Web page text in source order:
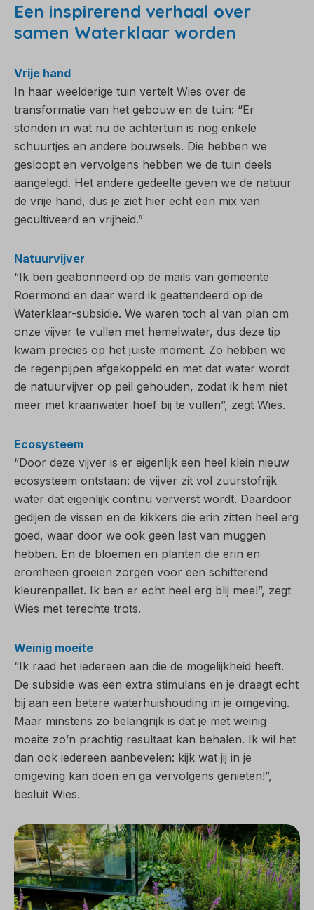
Een inspirerend verhaal over
samen Waterklaar worden
Vrije hand
In haar weelderige tuin vertelt Wies over de
transformatie van het gebouw en de tuin: “Er
stonden in wat nu de achtertuin is nog enkele
schuurtjes en andere bouwsels. Die hebben we
gesloopt en vervolgens hebben we de tuin deels
aangelegd. Het andere gedeelte geven we de natuur
de vrije hand, dus je ziet hier echt een mix van
gecultiveerd en vrijheid.”
Natuurvijver
“Ik ben geabonneerd op de mails van gemeente
Roermond en daar werd ik geattendeerd op de
Waterklaar-subsidie. We waren toch al van plan om
onze vijver te vullen met hemelwater, dus deze tip
kwam precies op het juiste moment. Zo hebben we
de regenpijpen afgekoppeld en met dat water wordt
de natuurvijver op peil gehouden, zodat ik hem niet
meer met kraanwater hoef bij te vullen”, zegt Wies.
Ecosysteem
“Door deze vijver is er eigenlijk een heel klein nieuw
ecosysteem ontstaan: de vijver zit vol zuurstofrijk
water dat eigenlijk continu ververst wordt. Daardoor
gedijen de vissen en de kikkers die erin zitten heel erg
goed, waar door we ook geen last van muggen
hebben. En de bloemen en planten die erin en
eromheen groeien zorgen voor een schitterend
kleurenpallet. Ik ben er echt heel erg blij mee!”, zegt
Wies met terechte trots.
Weinig moeite
“Ik raad het iedereen aan die de mogelijkheid heeft.
De subsidie was een extra stimulans en je draagt echt
bij aan een betere waterhuishouding in je omgeving.
Maar minstens zo belangrijk is dat je met weinig
moeite zo’n prachtig resultaat kan behalen. Ik wil het
dan ook iedereen aanbevelen: kijk wat jij in je
omgeving kan doen en ga vervolgens genieten!”,
besluit Wies.